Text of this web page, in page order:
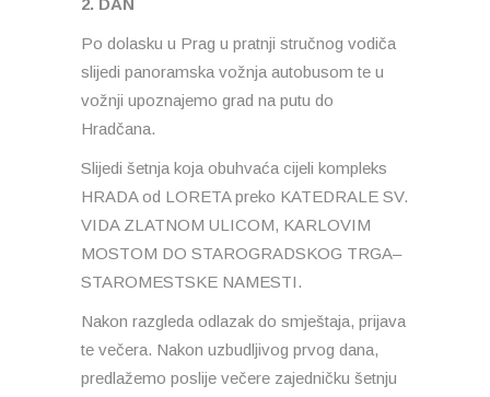
2. DAN
Po dolasku u Prag u pratnji stručnog vodiča
slijedi panoramska vožnja autobusom te u
vožnji upoznajemo grad na putu do
Hradčana.
Slijedi šetnja koja obuhvaća cijeli kompleks
HRADA od LORETA preko KATEDRALE SV.
VIDA ZLATNOM ULICOM, KARLOVIM
MOSTOM DO STAROGRADSKOG TRGA–
STAROMESTSKE NAMESTI.
Nakon razgleda odlazak do smještaja, prijava
te večera. Nakon uzbudljivog prvog dana,
predlažemo poslije večere zajedničku šetnju